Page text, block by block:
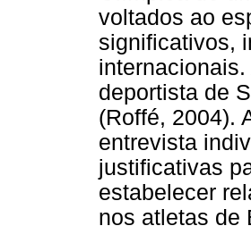
voltados ao
significativos,
deportista de
(Roffé, 2004).
entrevista
justificativas
estabelecer
nos atletas de